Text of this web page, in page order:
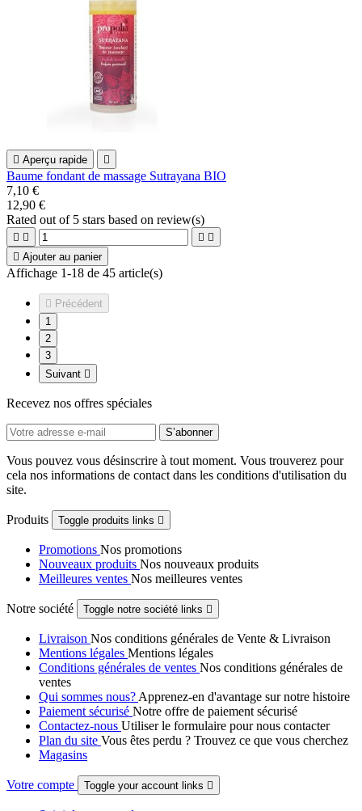
 Aperçu rapide 
Baume fondant de massage Sutrayana BIO
7,10 €
12,90 €
Rated out of 5 stars based on review(s)
   
 Ajouter au panier
Affichage 1-18 de 45 article(s)
 Précédent
1
2
3
Suivant 
Recevez nos offres spéciales
Vous pouvez vous désinscrire à tout moment. Vous trouverez pour
cela nos informations de contact dans les conditions d'utilisation du
site.
Produits Toggle produits links 
Promotions Nos promotions
Nouveaux produits Nos nouveaux produits
Meilleures ventes Nos meilleures ventes
Notre société Toggle notre société links 
Livraison Nos conditions générales de Vente & Livraison
Mentions légales Mentions légales
Conditions générales de ventes Nos conditions générales de
ventes
Qui sommes nous? Apprenez-en d'avantage sur notre histoire
Paiement sécurisé Notre offre de paiement sécurisé
Contactez-nous Utiliser le formulaire pour nous contacter
Plan du site Vous êtes perdu ? Trouvez ce que vous cherchez
Magasins
Votre compte Toggle your account links 